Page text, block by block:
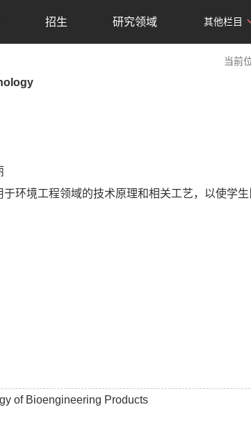
招生 研究领域 其他栏目
当前
环境工程领域的技术原理和相关工艺，以使学
of Bioengineering Products